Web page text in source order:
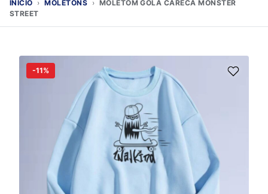
INÍCIO › MOLETONS › MOLETOM GOLA CARECA MONSTER
STREET
-11%